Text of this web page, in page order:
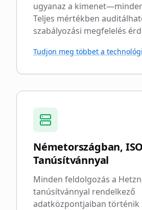
ugyanaz a
Teljes mértékben
szabályozási megfelelés
Tudjon meg többet a
Németországban,
Tanúsítvánnyal
Minden feldolgozás a
tanúsítvánnyal rendelkező
adatközpontjaiban történik